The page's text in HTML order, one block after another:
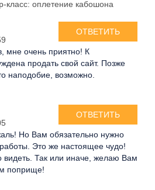
класс: оплетение кабошона
мне очень приятно! К
продать свой сайт. Позже
наподобие, возможно.
ОТВЕТИТЬ
Но Вам обязательно нужно
Это же настоящее чудо!
Так или иначе, желаю Вам
поприще!
ОТВЕТИТЬ